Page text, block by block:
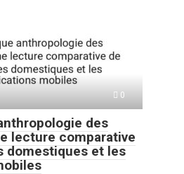
0
des
lecture comparative
domestiques et les